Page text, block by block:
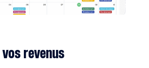
revenus